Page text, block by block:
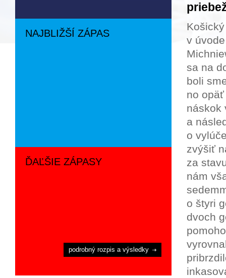
v
sa na
boli
no
náskok
a
o
zvýšiť
za
nám
o štyri
dvoch
NAJBLIŽŠÍ ZÁPAS
ĎAĽŠIE ZÁPASY
podrobný rozpis a výsledky